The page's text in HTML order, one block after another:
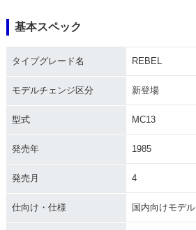
ル・マイナーチェン
ル・マイナーチェン
1987年 REBEL・マ
1987年 REBEL SP
ェンジ
基本スペック
タイプグレード名 REBEL
モデルチェンジ区分 新登場
型式 MC13
発売年 1985
発売月 4
仕向け・仕様 国内向けモデル